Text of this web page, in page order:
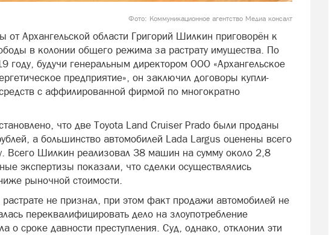
Фото: Коммуникационное агентство Медиа консалт
от Архангельской области Григорий Шилкин приговорён к
в колонии общего режима за растрату имущества. По
году, будучи генеральным директором ООО «Архангельское
предприятие», он заключил договоры купли-
с аффилированной фирмой по многократно
что две Toyota Land Cruiser Prado были проданы
а большинство автомобилей Lada Largus оценены всего
Всего Шилкин реализовал 38 машин на сумму около 2,8
экспертизы показали, что сделки осуществлялись
рыночной стоимости.
не признал, при этом факт продажи автомобилей не
переквалифицировать дело на злоупотребление
о сроке давности преступления. Суд, однако, отклонил эти